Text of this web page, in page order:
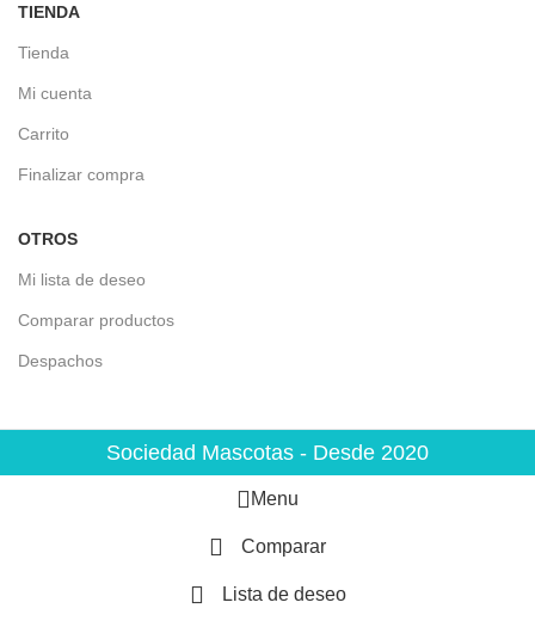
TIENDA
Tienda
Mi cuenta
Carrito
Finalizar compra
OTROS
Mi lista de deseo
Comparar productos
Despachos
Sociedad Mascotas - Desde 2020
Menu
Comparar
Lista de deseo